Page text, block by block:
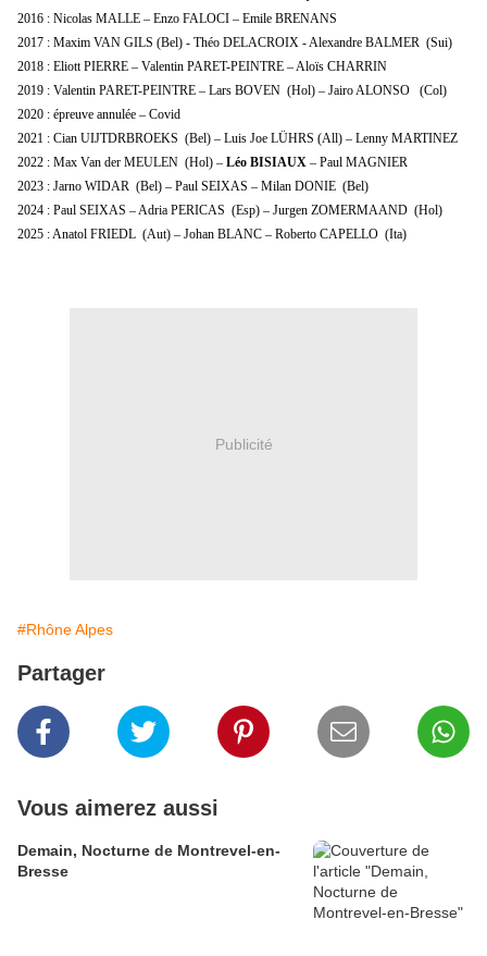
2016 : Nicolas MALLE – Enzo FALOCI – Emile BRENANS
2017 : Maxim VAN GILS (Bel) - Théo DELACROIX - Alexandre BALMER (Sui)
2018 : Eliott PIERRE – Valentin PARET-PEINTRE – Aloïs CHARRIN
2019 : Valentin PARET-PEINTRE – Lars BOVEN (Hol) – Jairo ALONSO (Col)
2020 : épreuve annulée – Covid
2021 : Cian UIJTDRBROEKS (Bel) – Luis Joe LÜHRS (All) – Lenny MARTINEZ
2022 : Max Van der MEULEN (Hol) – Léo BISIAUX – Paul MAGNIER
2023 : Jarno WIDAR (Bel) – Paul SEIXAS – Milan DONIE (Bel)
2024 : Paul SEIXAS – Adria PERICAS (Esp) – Jurgen ZOMERMAAND (Hol)
2025 : Anatol FRIEDL (Aut) – Johan BLANC – Roberto CAPELLO (Ita)
Publicité
#Rhône Alpes
Partager
Vous aimerez aussi
Demain, Nocturne de Montrevel-en-
Bresse